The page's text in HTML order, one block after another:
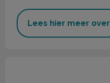
Lees hier meer over